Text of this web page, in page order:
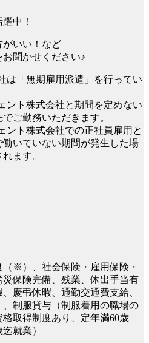
中！
がいい！など
聞かせください♪
は「無期雇用派遣」を行ってい
ント株式会社と期間を定めない
ご勤務いただきます。
ント株式会社での正社員雇用と
いていない期間が発生した場
ます。
※）、社会保険・雇用保険・
保険完備、残業、休出手当有
慶弔休暇、通勤交通費支給、
制服貸与（制服着用の職場の
取得制度あり、定年満60歳
就業）